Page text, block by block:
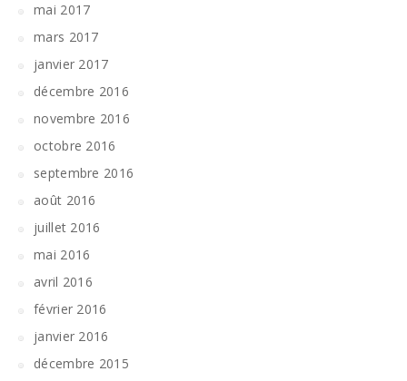
mai 2017
mars 2017
janvier 2017
décembre 2016
novembre 2016
octobre 2016
septembre 2016
août 2016
juillet 2016
mai 2016
avril 2016
février 2016
janvier 2016
décembre 2015